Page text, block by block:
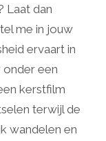
Laat dan
me in jouw
ervaart in
onder een
kerstfilm
terwijl de
wandelen en